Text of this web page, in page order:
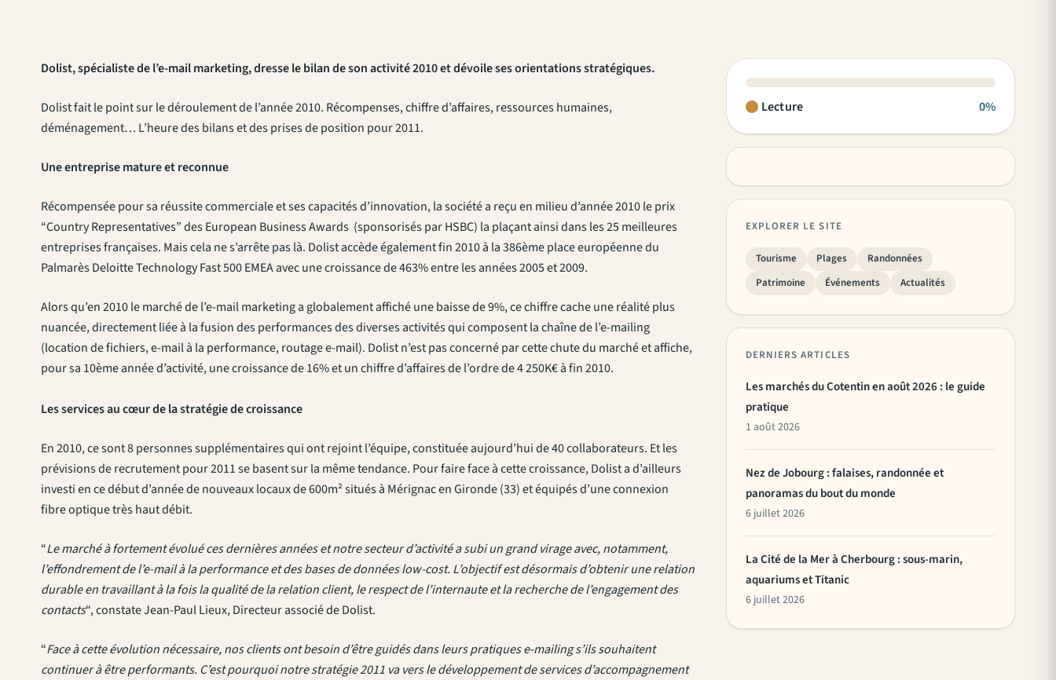
Dolist, spécialiste de l’e-mail marketing, dresse le bilan de son activité 2010 et dévoile ses orientations stratégiques.
Dolist fait le point sur le déroulement de l’année 2010. Récompenses, chiffre d’affaires, ressources humaines,
déménagement… L’heure des bilans et des prises de position pour 2011.
Une entreprise mature et reconnue
Récompensée pour sa réussite commerciale et ses capacités d’innovation, la société a reçu en milieu d’année 2010 le prix
“Country Representatives” des European Business Awards (sponsorisés par HSBC) la plaçant ainsi dans les 25 meilleures
entreprises françaises. Mais cela ne s’arrête pas là. Dolist accède également fin 2010 à la 386ème place européenne du
Palmarès Deloitte Technology Fast 500 EMEA avec une croissance de 463% entre les années 2005 et 2009.
Alors qu’en 2010 le marché de l’e-mail marketing a globalement affiché une baisse de 9%, ce chiffre cache une réalité plus
nuancée, directement liée à la fusion des performances des diverses activités qui composent la chaîne de l’e-mailing
(location de fichiers, e-mail à la performance, routage e-mail). Dolist n’est pas concerné par cette chute du marché et affiche,
pour sa 10ème année d’activité, une croissance de 16% et un chiffre d’affaires de l’ordre de 4 250K€ à fin 2010.
Les services au cœur de la stratégie de croissance
En 2010, ce sont 8 personnes supplémentaires qui ont rejoint l’équipe, constituée aujourd’hui de 40 collaborateurs. Et les
prévisions de recrutement pour 2011 se basent sur la même tendance. Pour faire face à cette croissance, Dolist a d’ailleurs
investi en ce début d’année de nouveaux locaux de 600m² situés à Mérignac en Gironde (33) et équipés d’une connexion
fibre optique très haut débit.
“Le marché à fortement évolué ces dernières années et notre secteur d’activité a subi un grand virage avec, notamment,
l’effondrement de l’e-mail à la performance et des bases de données low-cost. L’objectif est désormais d’obtenir une relation
durable en travaillant à la fois la qualité de la relation client, le respect de l’internaute et la recherche de l’engagement des
contacts“, constate Jean-Paul Lieux, Directeur associé de Dolist.
“Face à cette évolution nécessaire, nos clients ont besoin d’être guidés dans leurs pratiques e-mailing s’ils souhaitent
continuer à être performants. C’est pourquoi notre stratégie 2011 va vers le développement de services d’accompagnement
Lecture 0%
EXPLORER LE SITE
Tourisme Plages
Randonnées
Patrimoine
Événements Actualités
DERNIERS ARTICLES
Les marchés du Cotentin en août 2026 : le guide
pratique
1 août 2026
Nez de Jobourg : falaises, randonnée et
panoramas du bout du monde
6 juillet 2026
La Cité de la Mer à Cherbourg : sous-marin,
aquariums et Titanic
6 juillet 2026